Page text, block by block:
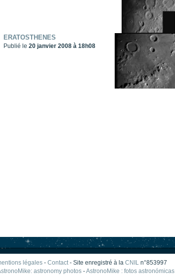
ERATOSTHENES
Publié le 20 janvier 2008 à 18h08
légales- Contact- Site enregistré à la CNILn°853997
astronomy photos -AstronoMike : fotos astronómicas